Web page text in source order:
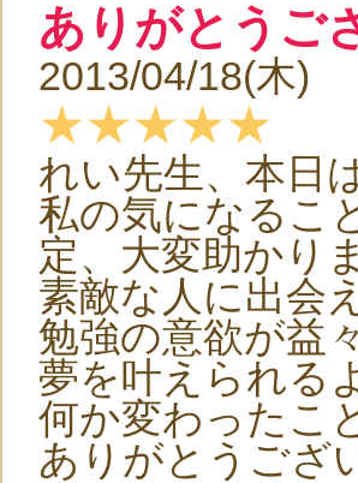
ありがとうご
2013/04/18(木)
★★★★★
れい先生、本日
私の気になるこ
定、大変助かり
素敵な人に出会
勉強の意欲が益
夢を叶えられる
何か変わったこ
ありがとうござ